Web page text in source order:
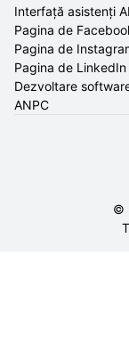
Interfață asistenți AI
Pagina de
Pagina de
Pagina de LinkedIn
Dezvoltare
ANPC
©